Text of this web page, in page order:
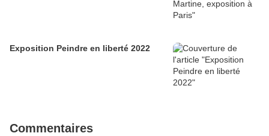
Exposition Peindre en liberté 2022
Commentaires